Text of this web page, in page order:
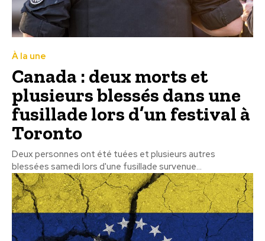
À la une
Canada : deux morts et
plusieurs blessés dans une
fusillade lors d’un festival à
Toronto
Deux personnes ont été tuées et plusieurs autres
blessées samedi lors d'une fusillade survenue...